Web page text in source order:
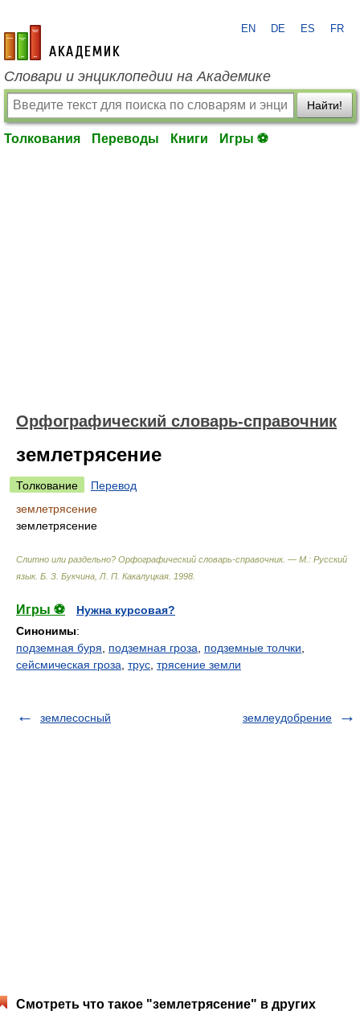
academic.ru
EN DE ES FR
Словари и энциклопедии на Академике
Найти!
Толкования Переводы Книги Игры ⚽
Орфографический словарь-справочник
землетрясение
Толкование
Перевод
землетрясение
землетрясение
Слитно или раздельно? Орфографический словарь-справочник. — М.: Русский
язык. Б. З. Букчина, Л. П. Какалуцкая 1998
Игры ⚽
Нужна курсовая?
Синонимы:
подземная буря
подземная гроза подземные толчки
сейсмическая гроза трус трясение земли
землесосный землеудобрение
Смотреть что такое "землетрясение" в других